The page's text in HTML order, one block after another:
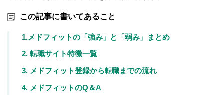
この記事に書いてあること
1.メドフィットの「強み」と「弱み」まとめ
2. 転職サイト特徴一覧
3. メドフィット登録から転職までの流れ
4. メドフィットのQ＆A